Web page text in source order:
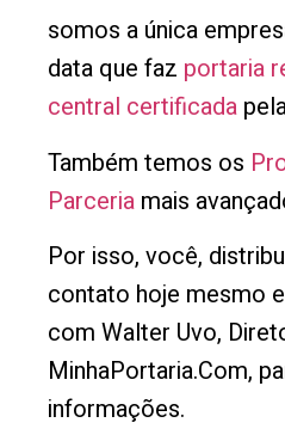
somos a única
data que faz portaria
central certificada
Também temos os
Parceria mais
Por isso, você,
contato hoje mesmo
com Walter Uvo,
MinhaPortaria.Com,
informações.